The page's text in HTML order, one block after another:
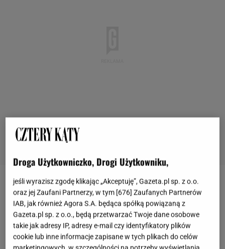
Zestawy noży w stojakach
Twoje kulinarne popisy nabiorą innego wymiaru, jeśli
zdecydujesz się na zakup porządnych, ostrych i
niezwykle trwałych noży. Te zestawy w blokach
Droga Użytkowniczko, Drogi Użytkowniku,
jeśli wyrazisz zgodę klikając „Akceptuję”, Gazeta.pl sp. z o.o.
oraz jej Zaufani Partnerzy, w tym [676] Zaufanych Partnerów
IAB, jak również Agora S.A. będąca spółką powiązaną z
Gazeta.pl sp. z o.o., będą przetwarzać Twoje dane osobowe
takie jak adresy IP, adresy e-mail czy identyfikatory plików
cookie lub inne informacje zapisane w tych plikach do celów